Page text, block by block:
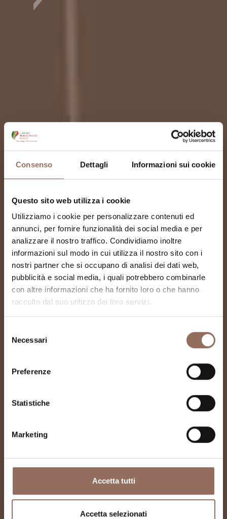
Consenso Dettagli Informazioni sui cookie
Questo sito web utilizza i cookie
Utilizziamo i cookie per personalizzare contenuti ed
annunci, per fornire funzionalità dei social media e per
analizzare il nostro traffico. Condividiamo inoltre
informazioni sul modo in cui utilizza il nostro sito con i
nostri partner che si occupano di analisi dei dati web,
pubblicità e social media, i quali potrebbero combinarle
con altre informazioni che ha fornito loro o che hanno
raccolto dal suo utilizzo dei loro servizi.
delNecessari
Preferenze
Statistiche
Marketing
Accetta tutti
Accetta selezionati
Spazio San Giovanni –
Museo Diocesano San
Giovanni